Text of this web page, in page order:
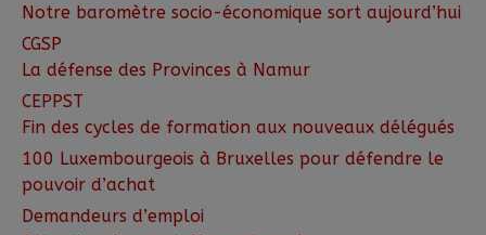
Notre baromètre socio-économique sort aujourd’hui
CGSP
La défense des Provinces à Namur
CEPPST
Fin des cycles de formation aux nouveaux délégués
100 Luxembourgeois à Bruxelles pour défendre le
pouvoir d’achat
Demandeurs d’emploi